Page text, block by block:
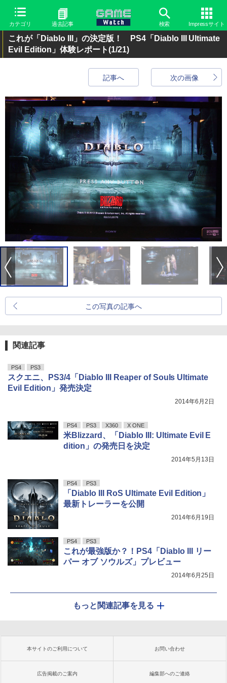
カテゴリ 過去記事 検索 Impressサイト
これが「Diablo III」の決定版！ PS4「Diablo III Ultimate
Evil Edition」体験レポート(1/21)
次の画像
記事へ
この写真の記事へ
関連記事
PS4 PS3
スクエニ、PS3/4「Diablo III Reaper of Souls Ultimate
Evil Edition」発売決定
2014年6月2日
PS4 PS3 X360 X ONE
米Blizzard、「Diablo III: Ultimate Evil E
dition」の発売日を決定
2014年5月13日
PS4 PS3
「Diablo III RoS Ultimate Evil Edition」
最新トレーラーを公開
2014年6月19日
PS4 PS3
これが最強版か？！PS4「Diablo III リー
パー オブ ソウルズ」プレビュー
2014年6月25日
もっと関連記事を見る
本サイトのご利用について お問い合わせ
広告掲載のご案内 編集部へのご連絡